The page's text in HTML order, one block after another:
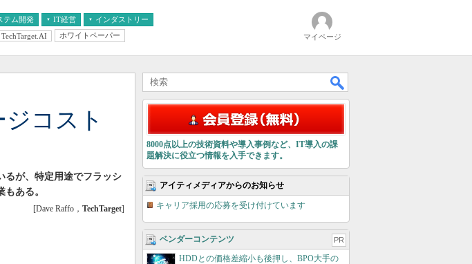
テム開発 IT経営 インダストリー
TechTarget.AI ホワイトペーパー マイページ
コスト
るが、特定用途でフラッシ
ある。
[Dave Raffo， TechTarget]
8000点以上の技術資料や導入事例など、IT導入の課
題解決に役立つ情報を入手できます。
アイティメディアからのお知らせ
キャリア採用の応募を受け付けています
ベンダーコンテンツ PR
HDDとの価格差縮小も後押し、BPO大手の